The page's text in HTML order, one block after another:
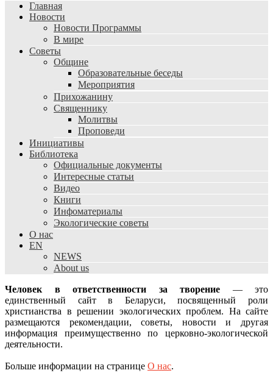
Главная
Новости
Новости Программы
В мире
Советы
Общине
Образовательные беседы
Мероприятия
Прихожанину
Священнику
Молитвы
Проповеди
Инициативы
Библиотека
Официальные документы
Интересные статьи
Видео
Книги
Инфоматериалы
Экологические советы
О нас
EN
NEWS
About us
Человек в ответственности за творение — это
единственный сайт в Беларуси, посвященный роли
христианства в решении экологических проблем. На сайте
размещаются рекомендации, советы, новости и другая
информация преимущественно по церковно-экологической
деятельности.
Больше информации на странице О нас.